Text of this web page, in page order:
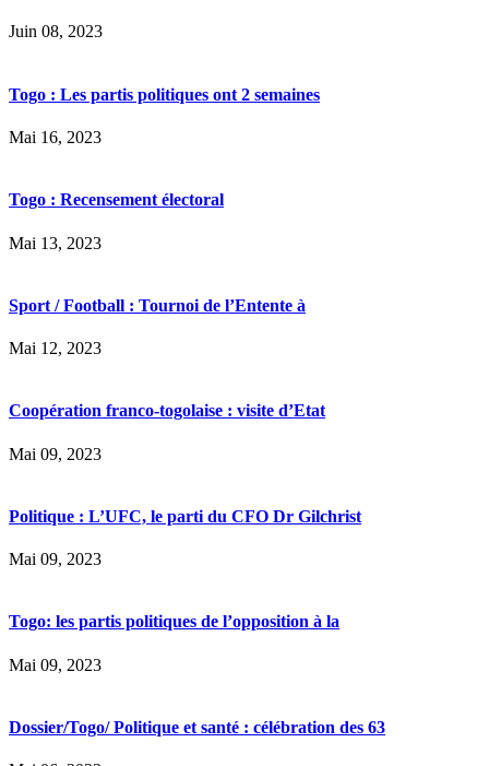
Juin 08, 2023
Togo : Les partis politiques ont 2 semaines
Mai 16, 2023
Togo : Recensement électoral
Mai 13, 2023
Sport / Football : Tournoi de l’Entente à
Mai 12, 2023
Coopération franco-togolaise : visite d’Etat
Mai 09, 2023
Politique : L’UFC, le parti du CFO Dr Gilchrist
Mai 09, 2023
Togo: les partis politiques de l’opposition à la
Mai 09, 2023
Dossier/Togo/ Politique et santé : célébration des 63